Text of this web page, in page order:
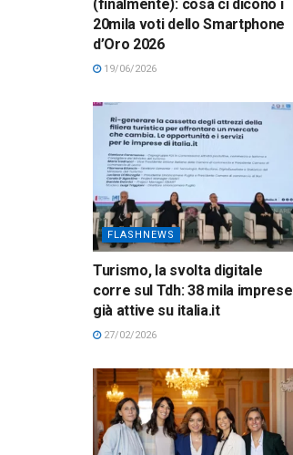
(finalmente): cosa ci dicono i
20mila voti dello Smartphone
d’Oro 2026
19/06/2026
FLASHNEWS
Turismo, la svolta digitale
corre sul Tdh: 38 mila imprese
già attive su italia.it
27/02/2026